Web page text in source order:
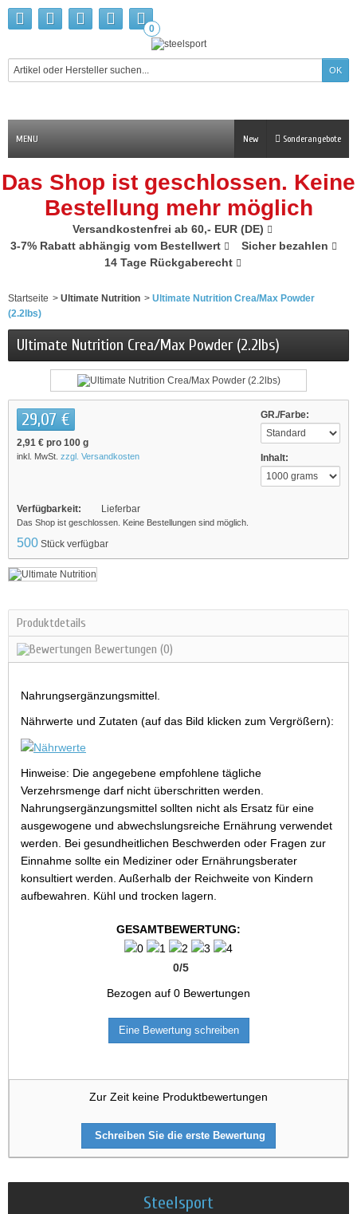
0
MENU Sonderangebote
New
Das Shop ist geschlossen. Keine
Bestellung mehr möglich
Versandkostenfrei ab 60,- EUR (DE)
3-7% Rabatt abhängig vom Bestellwert
Sicher bezahlen
14 Tage Rückgaberecht
Startseite > Ultimate Nutrition > Ultimate Nutrition Crea/Max Powder
(2.2lbs)
Ultimate Nutrition Crea/Max Powder (2.2lbs)
GR./Farbe:
Inhalt:
29,07 €
2,91 € pro 100 g
inkl. MwSt. zzgl. Versandkosten
Verfügbarkeit: Lieferbar
Das Shop ist geschlossen. Keine Bestellungen sind möglich.
500 Stück verfügbar
Produktdetails
Bewertungen (0)
Nahrungsergänzungsmittel.
Nährwerte und Zutaten (auf das Bild klicken zum Vergrößern):
Hinweise: Die angegebene empfohlene tägliche
Verzehrsmenge darf nicht überschritten werden.
Nahrungsergänzungsmittel sollten nicht als Ersatz für eine
ausgewogene und abwechslungsreiche Ernährung verwendet
werden. Bei gesundheitlichen Beschwerden oder Fragen zur
Einnahme sollte ein Mediziner oder Ernährungsberater
konsultiert werden. Außerhalb der Reichweite von Kindern
aufbewahren. Kühl und trocken lagern.
GESAMTBEWERTUNG:
0/5
Bezogen auf 0 Bewertungen
Eine Bewertung schreiben
Zur Zeit keine Produktbewertungen
Schreiben Sie die erste Bewertung
Steelsport